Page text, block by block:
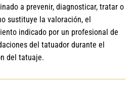
a prevenir, diagnosticar, tratar o
sustituye la valoración, el
indicado por un profesional de
del tatuador durante el
del tatuaje.